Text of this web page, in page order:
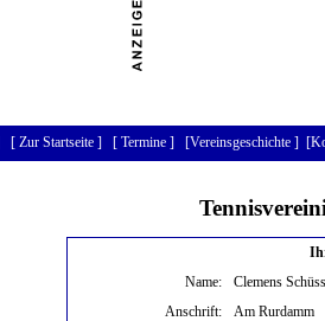
[ Zur Startseite ] [ Termine ] [Vereinsgeschichte ] [
Name:
Clemens
Anschrift:
Am Rurdamm